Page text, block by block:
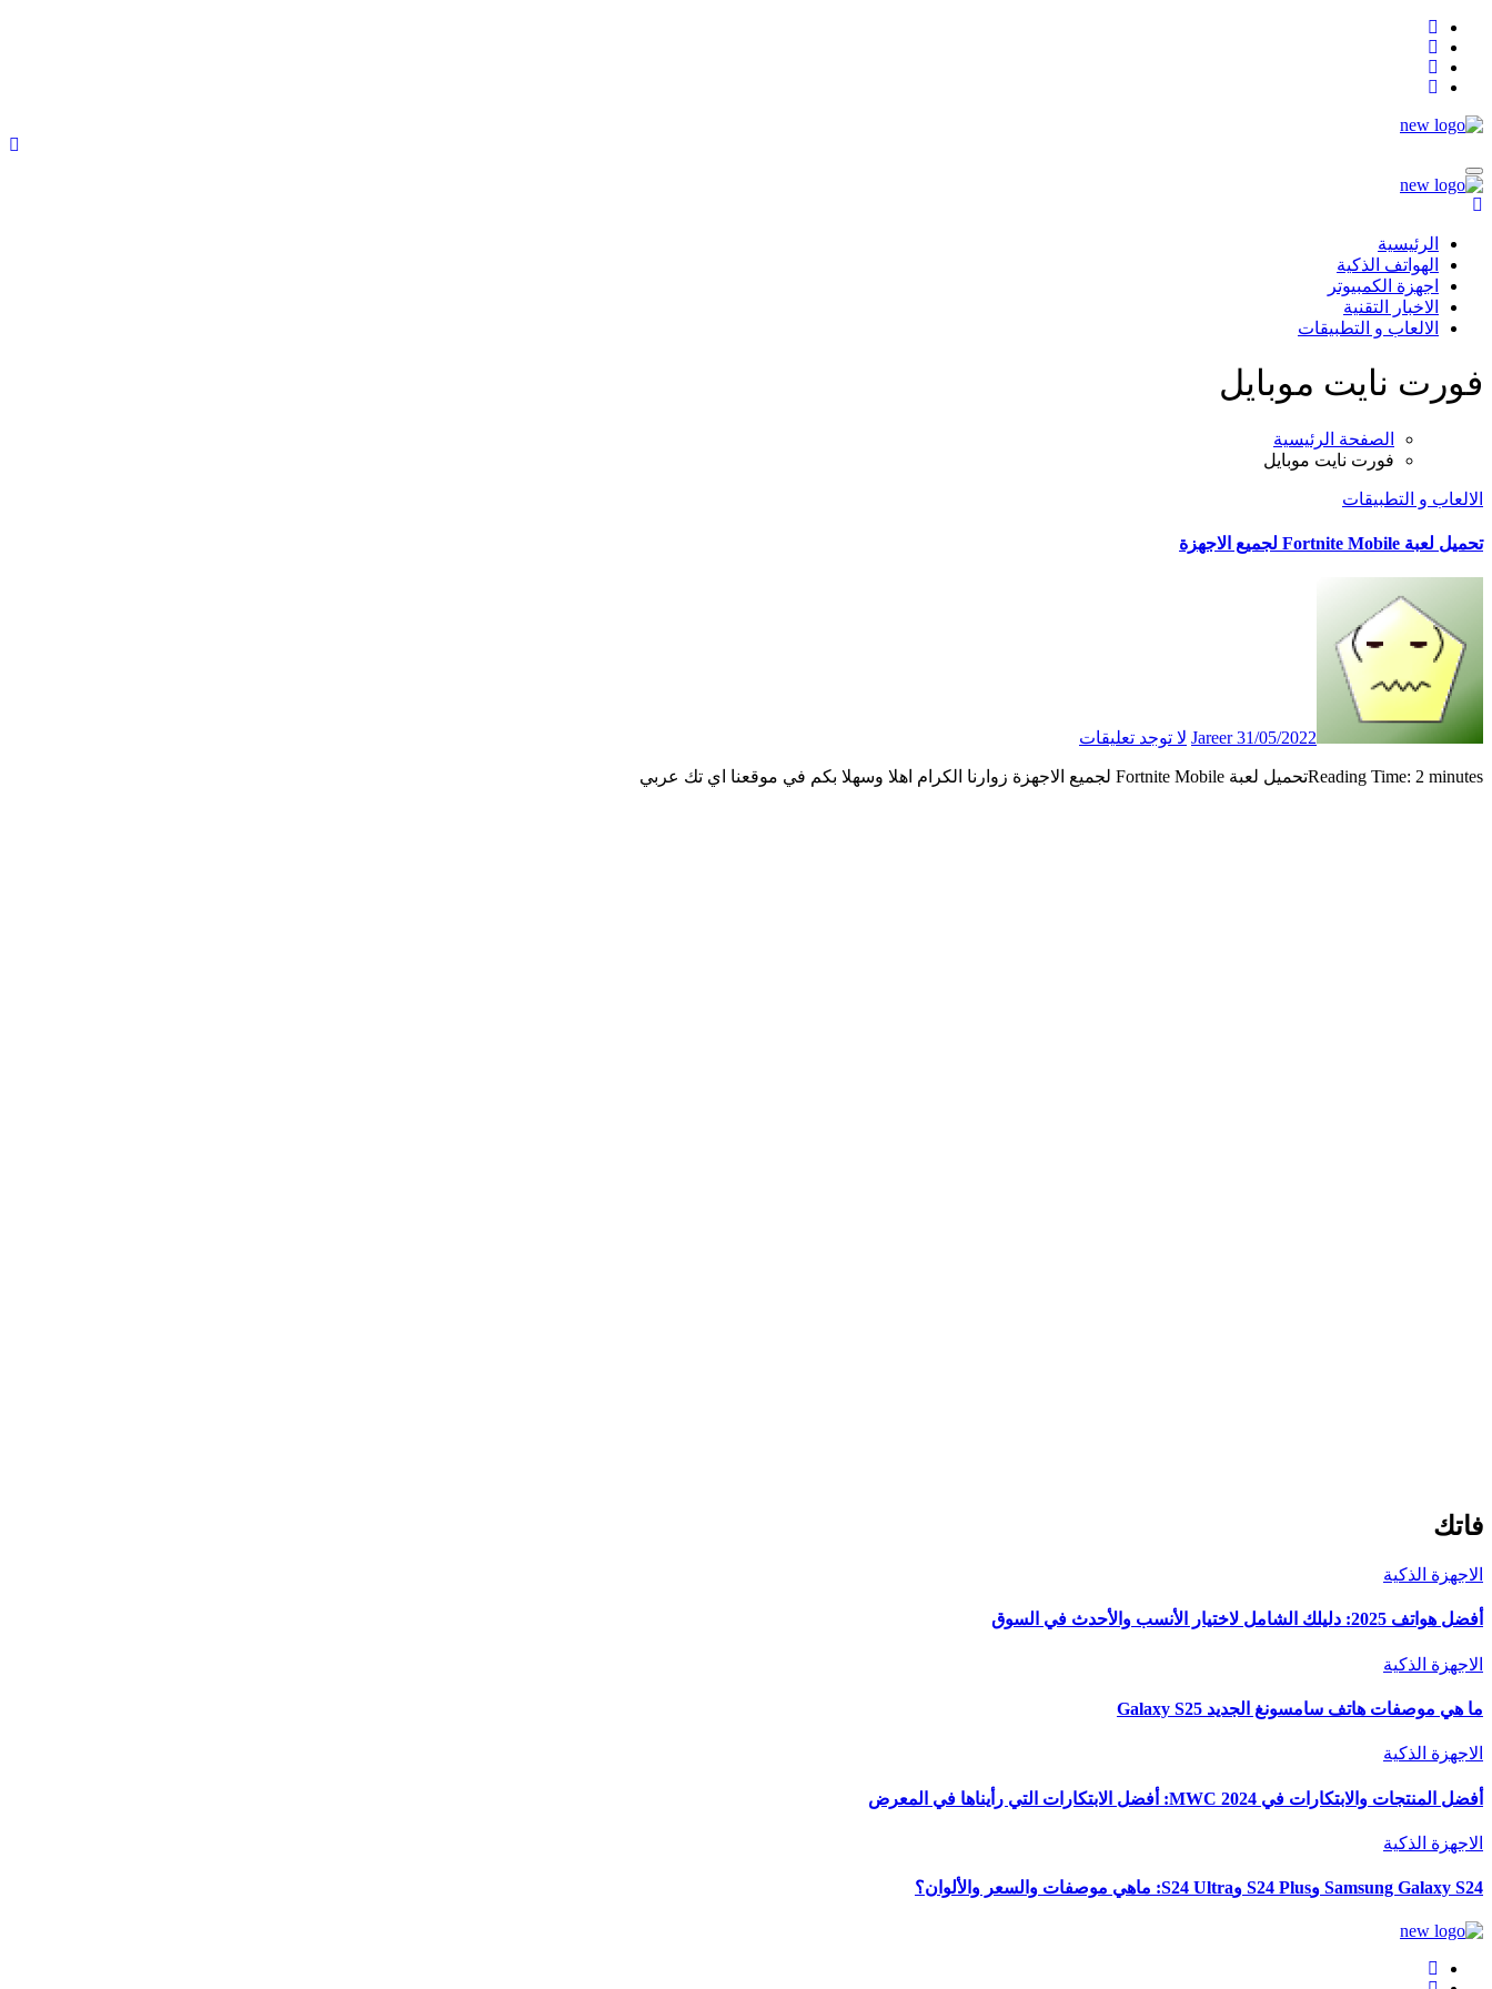
التجاوز
المحتوى
الرئيسية
الهواتف الذكية
اجهزة الكمبيوتر
الاخبار التقنية
الالعاب و التطبيقات
فورت نايت موبايل
الصفحة الرئيسية
فورت نايت موبايل
الالعاب و التطبيقات
تحميل لعبة Fortnite Mobile لجميع الاجهزة
Jareer31/05/2022 لا توجد تعليقات
Reading Time: 2 minutesتحميل لعبة Fortnite Mobile لجميع الاجهزة زوارنا الكرام اهلا وسهلا بكم في موقعنا اي تك عربي
فاتك
الاجهزة الذكية
أفضل هواتف 2025: دليلك الشامل لاختيار الأنسب والأحدث في السوق
الاجهزة الذكية
ما هي موصفات هاتف سامسونغ الجديد Galaxy S25
الاجهزة الذكية
أفضل المنتجات والابتكارات في MWC 2024: أفضل الابتكارات التي رأيناها في المعرض
الاجهزة الذكية
Samsung Galaxy S24 وS24 Plus وS24 Ultra: ماهي موصفات والسعر والألوان؟